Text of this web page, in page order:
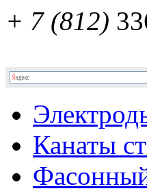
+ 7 (812)
Канаты